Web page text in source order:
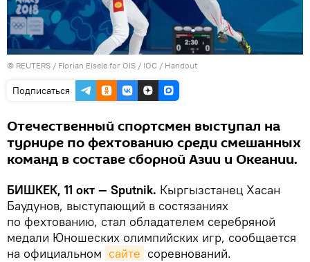
© REUTERS / Florian Eisele for OIS / IOC / Handout
Подписаться
Отечественный спортсмен выступал на
турнире по фехтованию среди смешанных
команд в составе сборной Азии и Океании.
БИШКЕК, 11 окт — Sputnik. Кыргызстанец Хасан
Баудунов, выступающий в состязаниях
по фехтованию, стал обладателем серебряной
медали Юношеских олимпийских игр, сообщается
на официальном сайте соревнований.